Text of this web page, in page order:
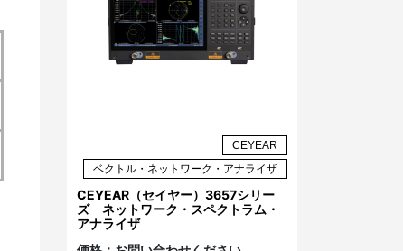
CEYEAR
ベクトル・ネットワーク・アナライザ
CEYEAR（セイヤー）3657シリー
ズ ネットワーク・スペクトラム・
アナライザ